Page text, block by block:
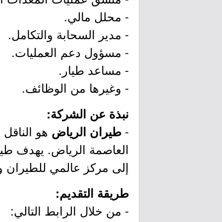
- محلل مالي.
- مدير السحابة والتكامل.
- مسؤول دعم العمليات.
- مساعد طيار.
- وغيرها من الوظائف.
نبذة عن الشركة:
- طيران الرياض هو
العاصمة الرياض. يهدف
إلى مركز عالمي للطيران
طريقة التقديم:
- من خلال الرابط التالي: